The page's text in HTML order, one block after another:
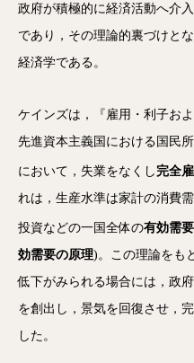
政府が積極的に経済活動へ介
であり，その理論的裏づけと
経済学である。
ケインズは，『雇用・利子お
先進資本主義国における国民
において，失業をなくし 完全
れは，生産水準は家計の消費
投資などの一国全体の有効需要
効需要の原理)。この理論をも
低下がみられる場合には，政
を創出し，景気を回復させ，
した。